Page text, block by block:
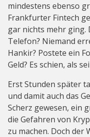
mindestens ebenso
Frankfurter Fintech
gar nichts mehr ging.
Telefon? Niemand
Hankir? Postete ein
Geld? Es schien, als
Erst Stunden später
und damit auch das
Scherz gewesen, ein
die Gefahren von
zu machen. Doch der